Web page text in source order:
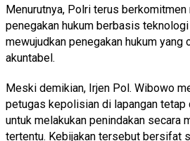
Menurutnya, Polri terus
penegakan hukum berbasis
mewujudkan penegakan hukum yang
akuntabel.
Meski demikian, Irjen Pol. Wibowo
petugas kepolisian di lapangan tetap
untuk melakukan penindakan secara
tertentu. Kebijakan tersebut bersifat